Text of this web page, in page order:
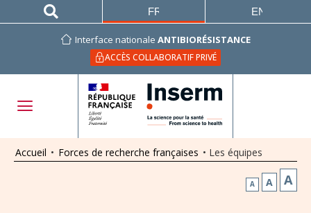
Interface nationale ANTIBIORÉSISTANCE
ACCÈS COLLABORATIF PRIVÉ
FRANÇAIS ENGLISH
Accueil • Forces de recherche françaises • Les équipes
A A A